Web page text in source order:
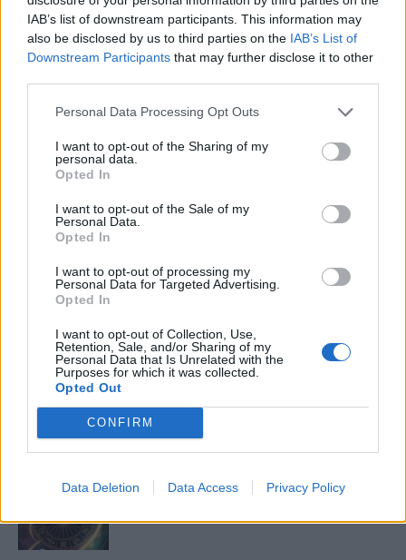
IAB’s list of downstream participants. This information may
also be disclosed by us to third parties on the IAB’s List of
Downstream Participants that may further disclose it to other
Personal Data Processing Opt Outs
I want to opt-out of the Sharing of my
personal data.
Opted In
I want to opt-out of the Sale of my
Personal Data.
Opted In
I want to opt-out of processing my
Personal Data for Targeted Advertising.
Opted In
I want to opt-out of Collection, Use,
Retention, Sale, and/or Sharing of my
Personal Data that Is Unrelated with the
Purposes for which it was collected.
Opted Out
CONFIRM
Data Deletion Data Access Privacy Policy
Oktatás és nevelés területén dolgozom, de minden
szabadidőmben írok. Szeretek belesni a hétköznapok függönye
mögé és közben keresem az embert, a nőt a jól legyártott álarcok
cikkeket és apró vicces történeteket.
KAPCSOLÓDÓ CIKKEK TÖBB A SZERZŐTŐL
Bivalytej és vino rosso 9.rész
Heti horoszkóp december 15-21-ig